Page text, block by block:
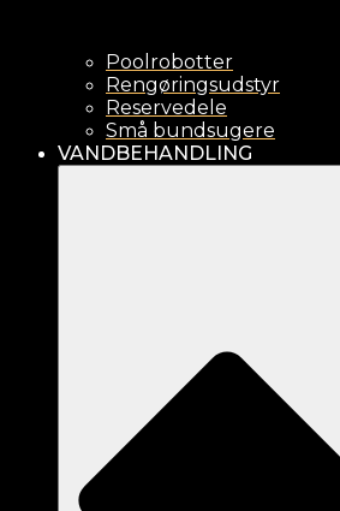
Poolrobotter
Rengøringsudstyr
Reservedele
Små bundsugere
VANDBEHANDLING